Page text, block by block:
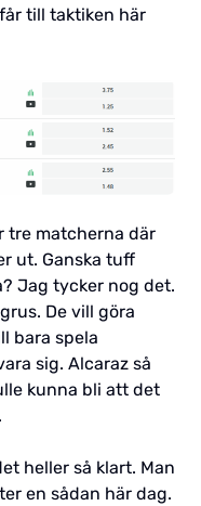
till taktiken här
tre matcherna där
ut. Ganska tuff
Jag tycker nog det.
De vill göra
bara spela
sig. Alcaraz så
kunna bli att det
heller så klart. Man
en sådan här dag.